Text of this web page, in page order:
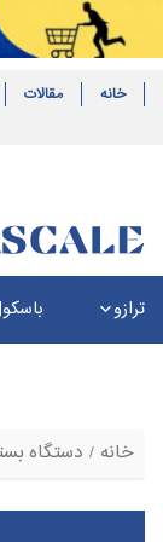
خانه مقالات
ترازو
خانه / دستگاه